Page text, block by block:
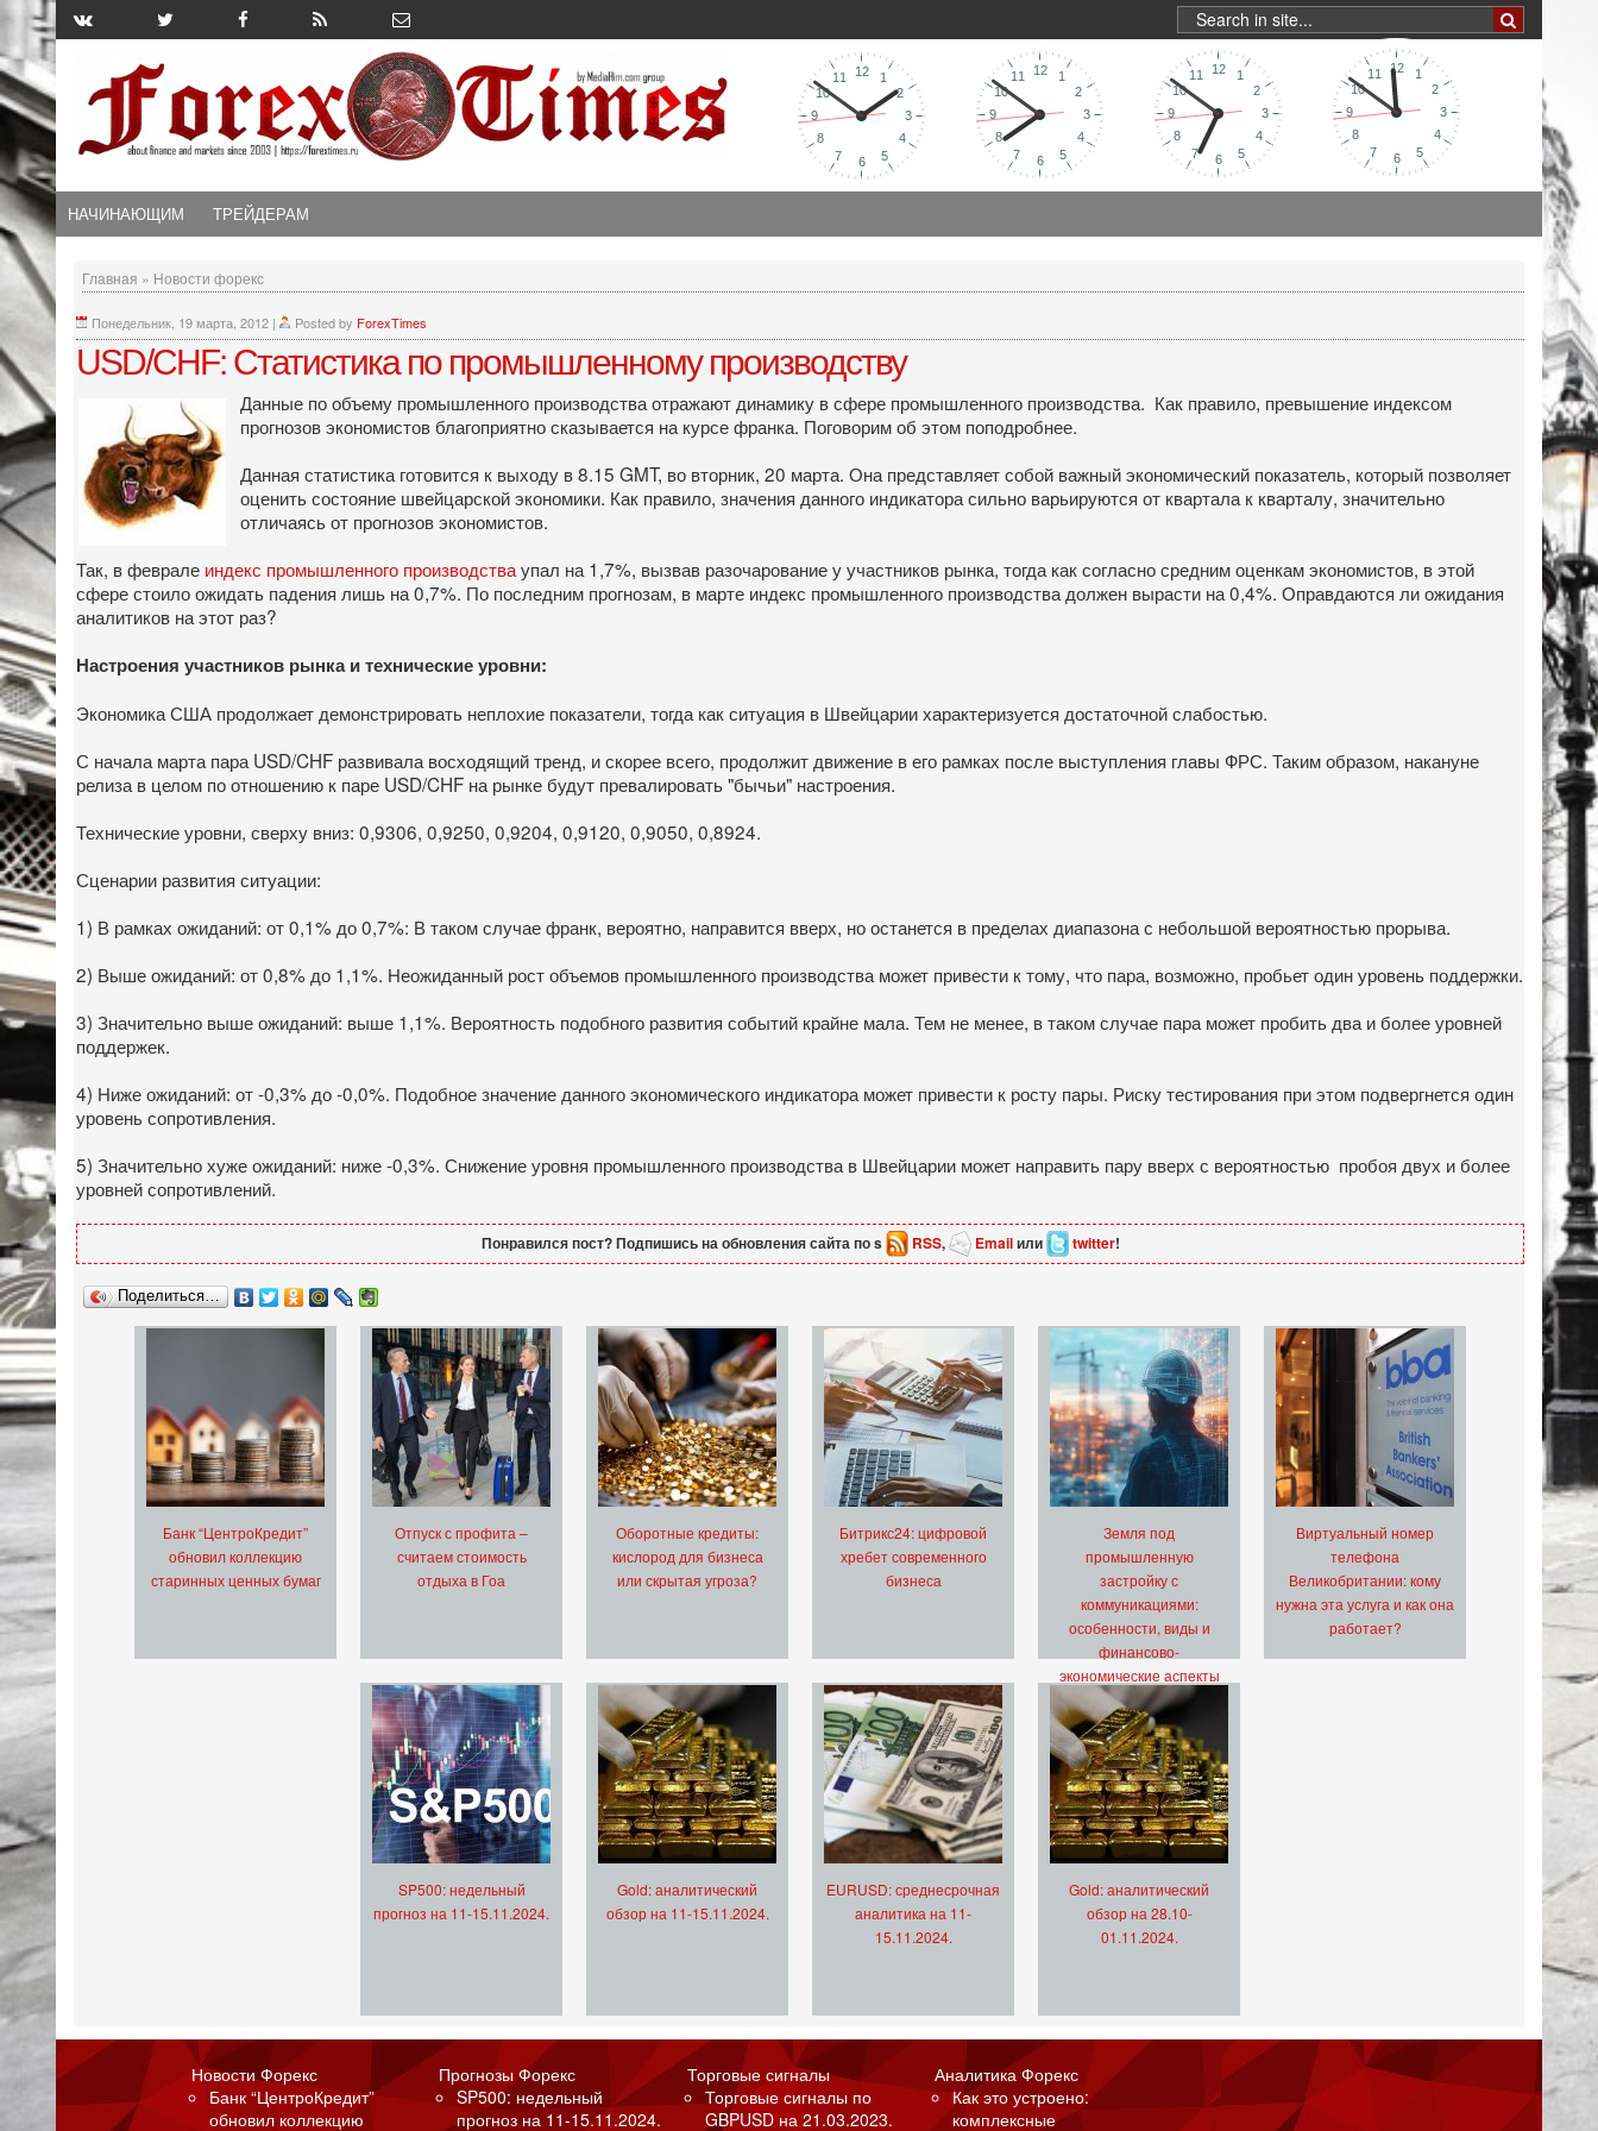
НАЧИНАЮЩИМ ТРЕЙДЕРАМ
Главная » Новости форекс
Понедельник, 19 марта, 2012 | Posted by ForexTimes
USD/CHF: Статистика по промышленному производству
Данные по объему промышленного производства отражают динамику в сфере промышленного производства. Как правило, превышение индексом
прогнозов экономистов благоприятно сказывается на курсе франка. Поговорим об этом поподробнее.
Данная статистика готовится к выходу в 8.15 GMT, во вторник, 20 марта. Она представляет собой важный экономический показатель, который позволяет
оценить состояние швейцарской экономики. Как правило, значения данного индикатора сильно варьируются от квартала к кварталу, значительно
отличаясь от прогнозов экономистов.
Так, в феврале индекс промышленного производстваупал на 1,7%, вызвав разочарование у участников рынка, тогда как согласно средним оценкам экономистов, в этой
сфере стоило ожидать падения лишь на 0,7%. По последним прогнозам, в марте индекс промышленного производства должен вырасти на 0,4%. Оправдаются ли ожидания
аналитиков на этот раз?
Настроения участников рынка и технические уровни:
Экономика США продолжает демонстрировать неплохие показатели, тогда как ситуация в Швейцарии характеризуется достаточной слабостью.
С начала марта пара USD/CHF развивала восходящий тренд, и скорее всего, продолжит движение в его рамках после выступления главы ФРС. Таким образом, накануне
релиза в целом по отношению к паре USD/CHF на рынке будут превалировать "бычьи" настроения.
Технические уровни, сверху вниз: 0,9306, 0,9250, 0,9204, 0,9120, 0,9050, 0,8924.
Сценарии развития ситуации:
1) В рамках ожиданий: от 0,1% до 0,7%: В таком случае франк, вероятно, направится вверх, но останется в пределах диапазона с небольшой вероятностью прорыва.
2) Выше ожиданий: от 0,8% до 1,1%. Неожиданный рост объемов промышленного производства может привести к тому, что пара, возможно, пробьет один уровень поддержки.
3) Значительно выше ожиданий: выше 1,1%. Вероятность подобного развития событий крайне мала. Тем не менее, в таком случае пара может пробить два и более уровней
поддержек.
4) Ниже ожиданий: от -0,3% до -0,0%. Подобное значение данного экономического индикатора может привести к росту пары. Риску тестирования при этом подвергнется один
уровень сопротивления.
5) Значительно хуже ожиданий: ниже -0,3%. Снижение уровня промышленного производства в Швейцарии может направить пару вверх с вероятностью пробоя двух и более
уровней сопротивлений.
Понравился пост? Подпишись на обновления сайта по s RSS, Emailили twitter!
Поделиться…
Банк “ЦентроКредит”
обновил коллекцию
старинных ценных бумаг
Отпуск с профита –
считаем стоимость
отдыха в Гоа
Оборотные кредиты:
кислород для бизнеса
или скрытая угроза?
Битрикс24: цифровой
хребет современного
бизнеса
Земля под
промышленную
застройку с
коммуникациями:
особенности, виды и
финансово-
экономические аспекты
Виртуальный номер
телефона
Великобритании: кому
нужна эта услуга и как она
работает?
SP500: недельный
прогноз на 11-15.11.2024.
Gold: аналитический
обзор на 11-15.11.2024.
EURUSD: среднесрочная
аналитика на 11-
15.11.2024.
Gold: аналитический
обзор на 28.10-
01.11.2024.
Новости Форекс
Банк “ЦентроКредит”
обновил коллекцию
Прогнозы Форекс
SP500: недельный
прогноз на 11-15.11.2024.
Торговые сигналы
Торговые сигналы по
GBPUSD на 21.03.2023.
Аналитика Форекс
Как это устроено:
комплексные